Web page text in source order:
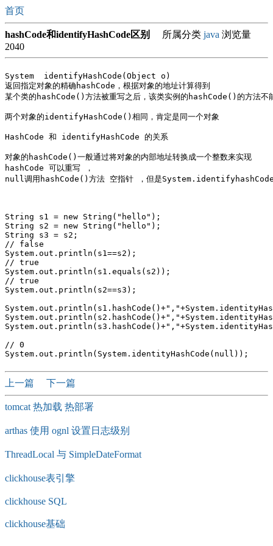
首页
hashCode和identifyHashCode区别 所属分类 java 浏览量
2040
System  identifyHashCode(Object o)
返回指定对象的精确hashCode，根据对象的地址计算得到
某个类的hashCode()方法被重写之后，该类实例的hashCode()的方法不
两个对象的identifyHashCode()相同，肯定是同一个对象
HashCode 和 identifyHashCode 的关系
对象的hashCode()一般通过将对象的内部地址转换成一个整数来实现
hashCode 可以重写 ，
null调用hashCode()方法 空指针 ，但是
String s1 = new String("hello");
String s2 = new String("hello");
String s3 = s2;
// false
System.out.println(s1==s2);
// true
System.out.println(s1.equals(s2));
// true
System.out.println(s2==s3);
// 0
上一篇 下一篇
tomcat 热加载 热部署
arthas 使用 ognl 设置日志级别
ThreadLocal 与 SimpleDateFormat
clickhouse表引擎
clickhouse SQL
clickhouse基础